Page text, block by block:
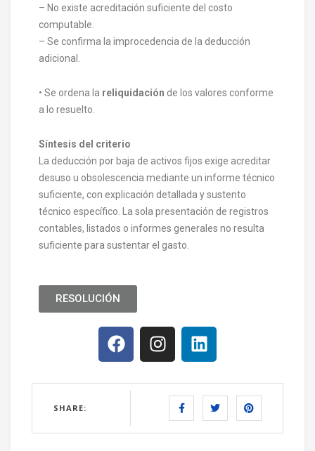
– No existe acreditación suficiente del costo
computable.
– Se confirma la improcedencia de la deducción
adicional.
• Se ordena la reliquidación de los valores conforme
a lo resuelto.
Síntesis del criterio
La deducción por baja de activos fijos exige acreditar
desuso u obsolescencia mediante un informe técnico
suficiente, con explicación detallada y sustento
técnico específico. La sola presentación de registros
contables, listados o informes generales no resulta
suficiente para sustentar el gasto.
RESOLUCIÓN
SHARE: